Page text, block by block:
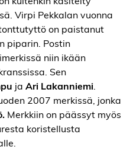
Virpi Pekkalan vuonna
on paistanut
piparin. Postin
niin ikään
Sen
ja Ari Lakanniemi
2007 merkissä, jonka
Merkkiin on päässyt myös
koristellusta